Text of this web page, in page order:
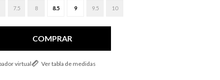
7.5 8 8.5 9 9.5 10
COMPRAR
virtual Ver tabla de medidas